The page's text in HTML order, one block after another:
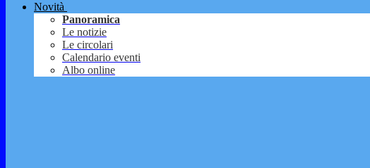
Novità
Panoramica
Le notizie
Le circolari
Calendario eventi
Albo online